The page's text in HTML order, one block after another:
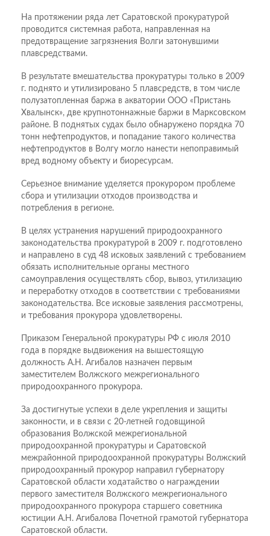
На протяжении ряда лет Саратовской прокуратурой
проводится системная работа, направленная на
предотвращение загрязнения Волги затонувшими
плавсредствами.
В результате вмешательства прокуратуры только в 2009
г. поднято и утилизировано 5 плавсредств, в том числе
полузатопленная баржа в акватории ООО «Пристань
Хвалынск», две крупнотоннажные баржи в Марксовском
районе. В поднятых судах было обнаружено порядка 70
тонн нефтепродуктов, и попадание такого количества
нефтепродуктов в Волгу могло нанести непоправимый
вред водному объекту и биоресурсам.
Серьезное внимание уделяется прокурором проблеме
сбора и утилизации отходов производства и
потребления в регионе.
В целях устранения нарушений природоохранного
законодательства прокуратурой в 2009 г. подготовлено
и направлено в суд 48 исковых заявлений с требованием
обязать исполнительные органы местного
самоуправления осуществлять сбор, вывоз, утилизацию
и переработку отходов в соответствии с требованиями
законодательства. Все исковые заявления рассмотрены,
и требования прокурора удовлетворены.
Приказом Генеральной прокуратуры РФ с июля 2010
года в порядке выдвижения на вышестоящую
должность А.Н. Агибалов назначен первым
заместителем Волжского межрегионального
природоохранного прокурора.
За достигнутые успехи в деле укрепления и защиты
законности, и в связи с 20-летней годовщиной
образования Волжской межрегиональной
природоохранной прокуратуры и Саратовской
межрайонной природоохранной прокуратуры Волжский
природоохранный прокурор направил губернатору
Саратовской области ходатайство о награждении
первого заместителя Волжского межрегионального
природоохранного прокурора старшего советника
юстиции А.Н. Агибалова Почетной грамотой губернатора
Саратовской области.